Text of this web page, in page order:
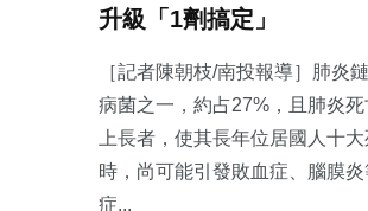
升級「1劑搞定」
［記者陳朝枝/南投報導］肺炎
病菌之一，約占27%，且肺炎
上長者，使其長年位居國人十
時，尚可能引發敗血症、腦膜
症...